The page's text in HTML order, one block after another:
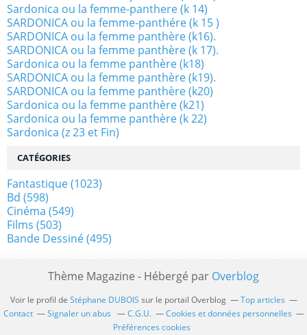
Sardonica ou la femme-panthere (k 14)
SARDONICA ou la femme-panthére (k 15 )
SARDONICA ou la femme panthère (k16).
SARDONICA ou la femme panthère (k 17).
Sardonica ou la femme panthère (k18)
SARDONICA ou la femme panthère (k19).
SARDONICA ou la femme panthère (k20)
Sardonica ou la femme panthère (k21)
Sardonica ou la femme panthère (k 22)
Sardonica (z 23 et Fin)
CATÉGORIES
Fantastique(1023)
Bd (598)
Cinéma (549)
Films (503)
Bande Dessiné(495)
Thème Magazine - Hébergé par Overblog
Voir le profil de Stéphane DUBOIS sur le portail Overblog
Top articles
Contact
Signaler un abus C.G.U.
Cookies et données personnelles
Préférences cookies